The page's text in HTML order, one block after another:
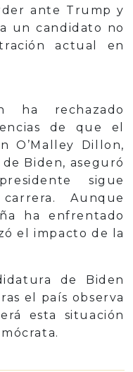
ante Trump y
un candidato no
actual en
ha rechazado
de que el
O’Malley Dillon,
Biden, aseguró
sigue
Aunque
ha enfrentado
el impacto de la
de Biden
el país observa
esta situación